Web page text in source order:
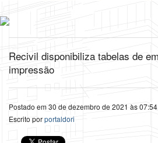
Recivil disponibiliza tabelas de
impressão
Postado em 30 de dezembro de 2021 às 07:54.
Escrito porportaldori